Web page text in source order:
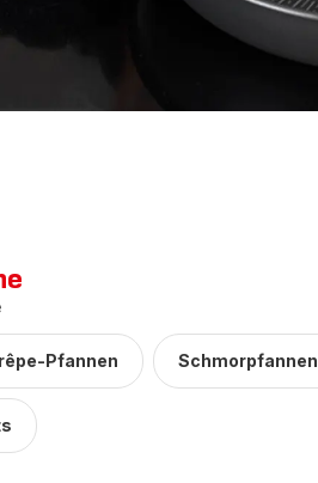
Pfannen Schmorpfannen